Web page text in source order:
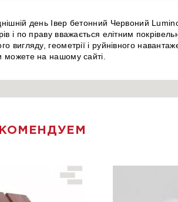
день Івер бетонний Червоний
і по праву вважається елітним
вигляду, геометрії і руйнівного
можете на нашому сайті.